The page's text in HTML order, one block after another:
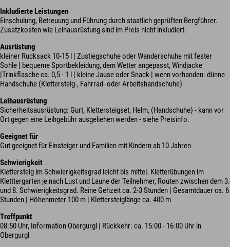
Inkludierte Leistungen
Einschulung, Betreuung und Führung durch staatlich geprüften Bergführer.
Zusatzkosten wie Leihausrüstung sind im Preis nicht inkludiert.
Ausrüstung
kleiner Rucksack 10-15 l | Zustiegschuhe oder Wanderschuhe mit fester
Sohle | bequeme Sportbekleidung, dem Wetter angepasst, Windjacke
|Trinkflasche ca. 0,5 - 1 l | kleine Jause oder Snack | wenn vorhanden: dünne
Handschuhe (Klettersteig-, Fahrrad- oder Arbeitshandschuhe)
Leihausrüstung
Sicherheitsausrüstung: Gurt, Klettersteigset, Helm, (Handschuhe) - kann vor
Ort gegen eine Leihgebühr ausgeliehen werden - siehe Preisinfo.
Geeignet für
Gut geeignet für Einsteiger und Familien mit Kindern ab 10 Jahren
Schwierigkeit
Klettersteig im Schwierigkeitsgrad leicht bis mittel. Kletterübungen im
Kletttergarten je nach Lust und Laune der Teilnehmer, Routen zwischen dem 3.
und 8. Schwierigkeitsgrad. Reine Gehzeit ca. 2-3 Stunden | Gesamtdauer ca. 6
Stunden | Höhenmeter 100 m | Klettersteiglänge ca. 400 m
Treffpunkt
08:50 Uhr, Information Obergurgl | Rückkehr: ca. 15:00 - 16:00 Uhr in
Obergurgl